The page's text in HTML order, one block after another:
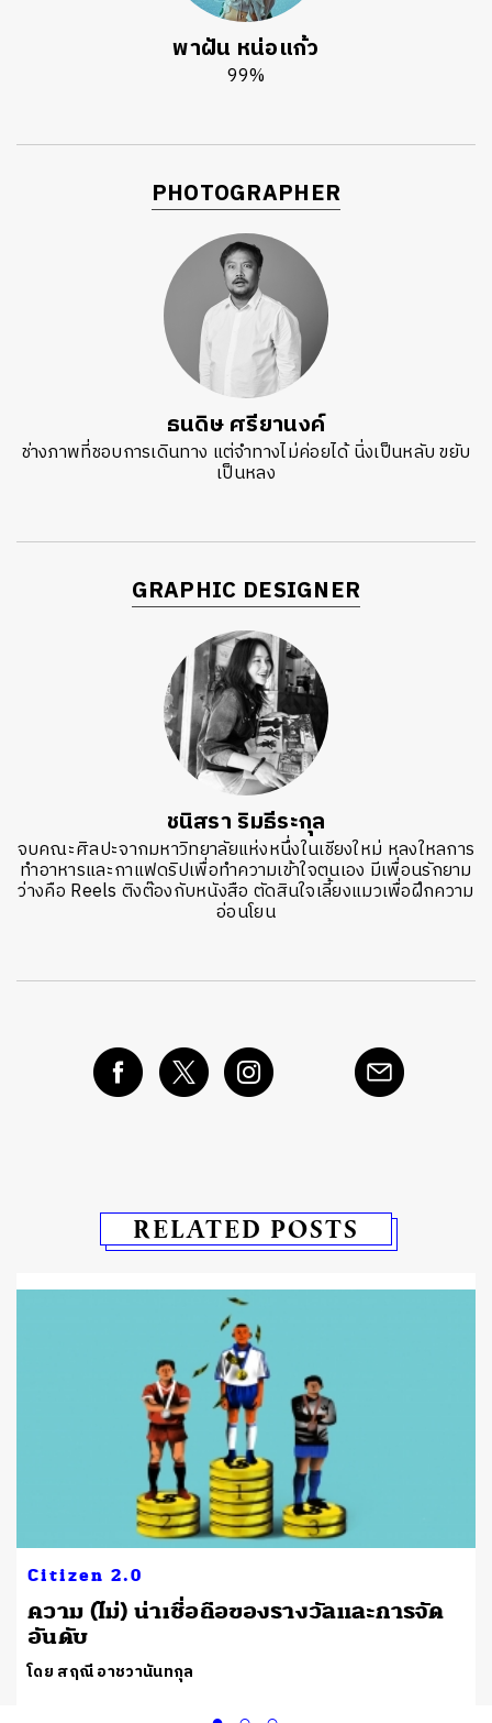
พาฝัน หน่อแก้ว
99%
PHOTOGRAPHER
ธนดิษ​ ศรี​ยา​นงค์​
ช่างภาพที่ชอบการเดินทาง แต่จำทางไม่ค่อยได้ นิ่งเป็นหลับ ขยับ
เป็นหลง
GRAPHIC DESIGNER
ชนิสรา ริมธีระกุล
จบคณะศิลปะจากมหาวิทยาลัยแห่งหนึ่งในเชียงใหม่ หลงใหลการ
ทำอาหารและกาแฟดริปเพื่อทำความเข้าใจตนเอง มีเพื่อนรักยาม
ว่างคือ Reels ติงต๊องกับหนังสือ ตัดสินใจเลี้ยงแมวเพื่อฝึกความ
อ่อนโยน
RELATED POSTS
Citizen 2.0
ความ (ไม่) น่าเชื่อถือของรางวัลและการจัด
อันดับ
โดย สฤณี อาชวานันทกุล